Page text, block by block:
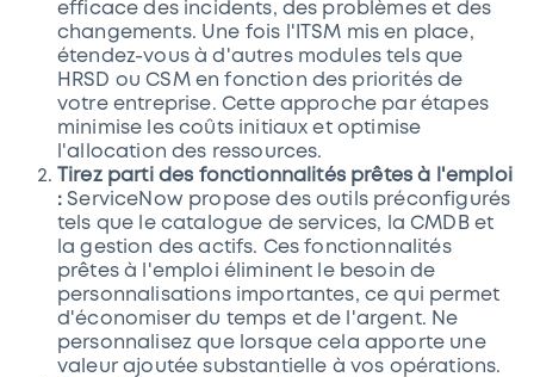
efficace des incidents, des problèmes et des
changements. Une fois l'ITSM mis en place,
étendez-vous à d'autres modules tels que
HRSD ou CSM en fonction des priorités de
votre entreprise. Cette approche par étapes
minimise les coûts initiaux et optimise
l'allocation des ressources.
Tirez parti des fonctionnalités prêtes à l'emploi
:ServiceNow propose des outils préconfigurés
tels que le catalogue de services, la CMDB et
la gestion des actifs. Ces fonctionnalités
prêtes à l'emploi éliminent le besoin de
personnalisations importantes, ce qui permet
d'économiser du temps et de l'argent. Ne
personnalisez que lorsque cela apporte une
valeur ajoutée substantielle à vos opérations.